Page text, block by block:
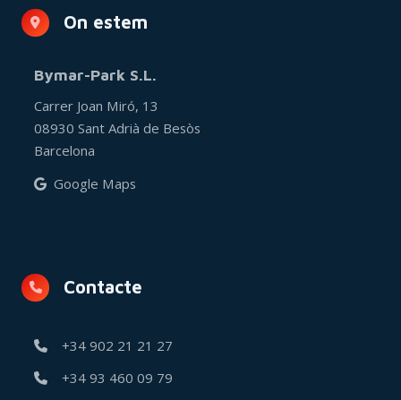
On estem
Bymar-Park S.L.
Carrer Joan Miró, 13
08930 Sant Adrià de Besòs
Barcelona
Google Maps
Contacte
+34 902 21 21 27
+34 93 460 09 79